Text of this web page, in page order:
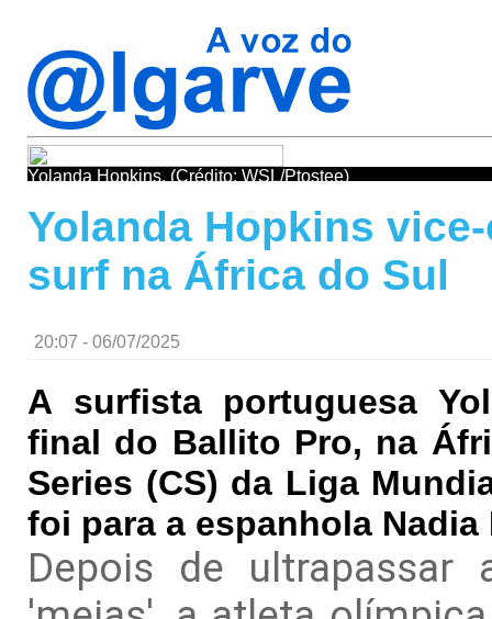
Yolanda Hopkins. (Crédito: WSL/Ptostee)
Yolanda Hopkins
surf na África do Sul
20:07 - 06/07/2025
A surfista portuguesa
final do Ballito Pro, na
Series (CS) da Liga
foi para a espanhola Nadia
Depois de ultrapassar